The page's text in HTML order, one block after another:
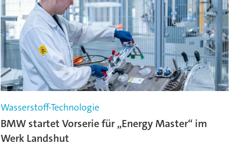
Wasserstoff-Technologie
BMW startet Vorserie für „Energy Master“ im
Werk Landshut